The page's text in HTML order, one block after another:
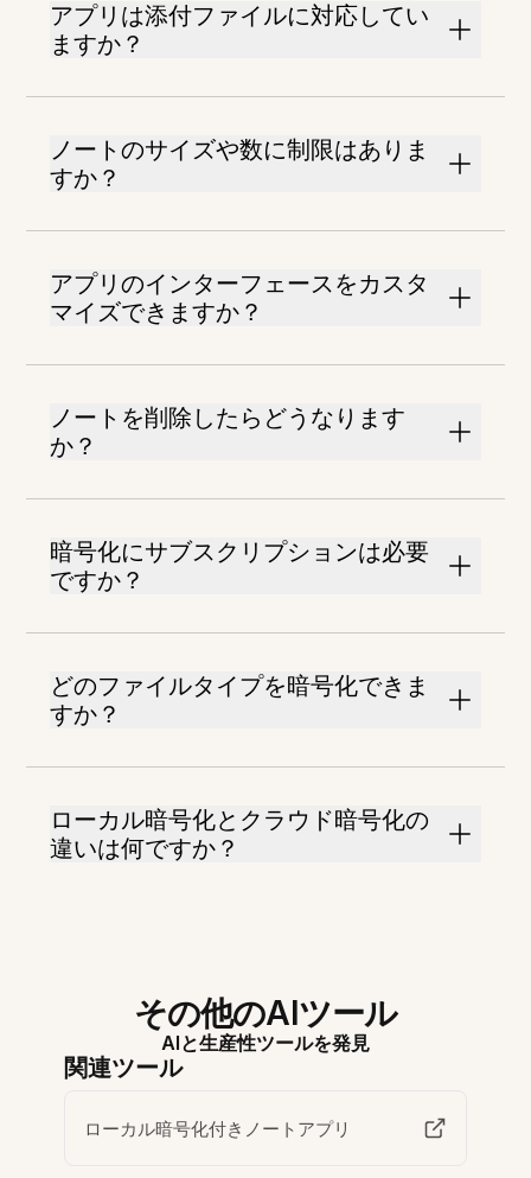
アプリは添付ファイルに対応してい
ますか？
ノートのサイズや数に制限はありま
すか？
アプリのインターフェースをカスタ
マイズできますか？
ノートを削除したらどうなります
か？
暗号化にサブスクリプションは必要
ですか？
どのファイルタイプを暗号化できま
すか？
ローカル暗号化とクラウド暗号化の
違いは何ですか？
その他のAIツール
AIと生産性ツールを発見
関連ツール
ローカル暗号化付きノートアプリ